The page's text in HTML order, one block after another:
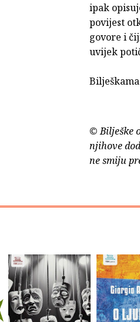
ipak
povijest
govore i
uvijek
© Bilješke
njihove
ne smiju